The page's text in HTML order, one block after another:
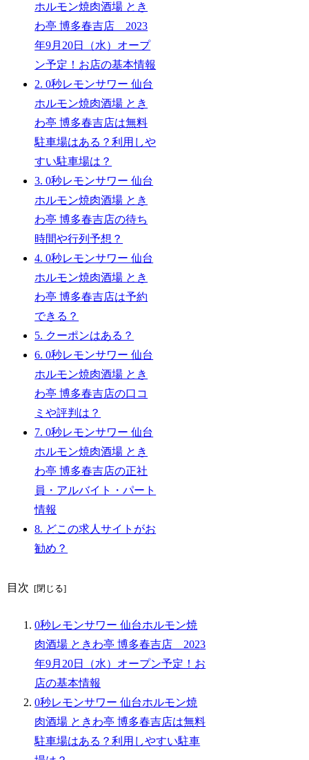
ホルモン焼肉酒場 とき
わ亭 博多春吉店 2023
年9月20日（水）オープ
ン予定！お店の基本情報
2. 0秒レモンサワー 仙台
ホルモン焼肉酒場 とき
わ亭 博多春吉店は無料
駐車場はある？利用しや
すい駐車場は？
3. 0秒レモンサワー 仙台
ホルモン焼肉酒場 とき
わ亭 博多春吉店の待ち
時間や行列予想？
4. 0秒レモンサワー 仙台
ホルモン焼肉酒場 とき
わ亭 博多春吉店は予約
できる？
5. クーポンはある？
6. 0秒レモンサワー 仙台
ホルモン焼肉酒場 とき
わ亭 博多春吉店の口コ
ミや評判は？
7. 0秒レモンサワー 仙台
ホルモン焼肉酒場 とき
わ亭 博多春吉店の正社
員・アルバイト・パート
情報
8. どこの求人サイトがお
勧め？
目次
0秒レモンサワー 仙台ホルモン焼
肉酒場 ときわ亭 博多春吉店 2023
年9月20日（水）オープン予定！お
店の基本情報
0秒レモンサワー 仙台ホルモン焼
肉酒場 ときわ亭 博多春吉店は無料
駐車場はある？利用しやすい駐車